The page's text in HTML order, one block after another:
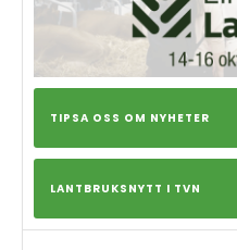
TIPSA OSS OM NYHETER
LANTBRUKSNYTT I TVN